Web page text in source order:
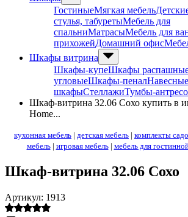
ГостиныеМягкая мебель
стулья, табуретыМебель для
спальниМатрасыМебель для
прихожейДомашний офис
Шкафы витрина
Шкафы-купеШкафы
угловыеШкафы-пеналНавесные
шкафыСтеллажиТумбы-
Шкаф-витрина 32.06 Сохо купить в
Home...
кухонная мебель | детская мебель | комплекты
мебель| игровая мебель| мебель для
Шкаф-витрина 32.06 Сохо
Артикул: 1913